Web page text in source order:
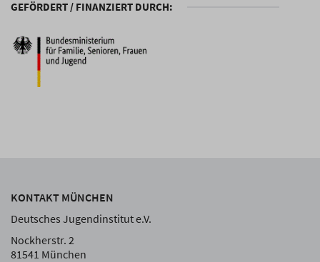
GEFÖRDERT / FINANZIERT DURCH:
KONTAKT MÜNCHEN
Deutsches Jugendinstitut e.V.
Nockherstr. 2
81541 München